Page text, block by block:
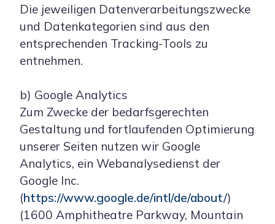
Die jeweiligen Datenverarbeitungszwecke
und Datenkategorien sind aus den
entsprechenden Tracking-Tools zu
entnehmen.
b) Google Analytics
Zum Zwecke der bedarfsgerechten
Gestaltung und fortlaufenden Optimierung
unserer Seiten nutzen wir Google
Analytics, ein Webanalysedienst der
Google Inc.
(https://www.google.de/intl/de/about/)
(1600 Amphitheatre Parkway, Mountain